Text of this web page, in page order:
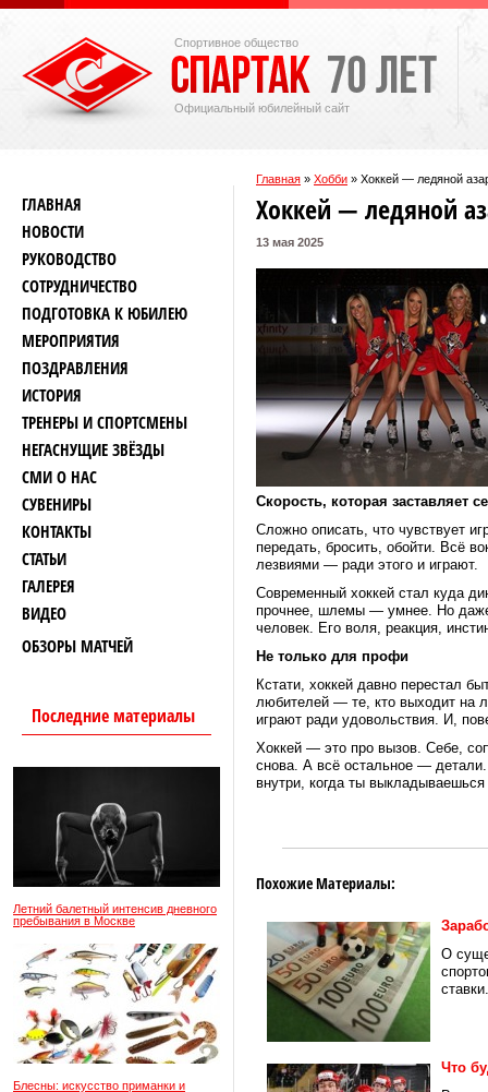
Спортивное общество
Официальный юбилейный сайт
Главная » Хобби » Хоккей — ледяной
ГЛАВНАЯ
НОВОСТИ
РУКОВОДСТВО
СОТРУДНИЧЕСТВО
ПОДГОТОВКА К ЮБИЛЕЮ
МЕРОПРИЯТИЯ
ПОЗДРАВЛЕНИЯ
ИСТОРИЯ
ТРЕНЕРЫ И СПОРТСМЕНЫ
НЕГАСНУЩИЕ ЗВЁЗДЫ
СМИ О НАС
СУВЕНИРЫ
КОНТАКТЫ
СТАТЬИ
ГАЛЕРЕЯ
ВИДЕО
ОБЗОРЫ МАТЧЕЙ
Последние материалы
Летний балетный интенсив дневного
пребывания в Москве
Блесны: искусство приманки и
Хоккей — ледяной
13 мая 2025
Скорость, которая заставляет
Сложно описать, что чувствует
передать, бросить, обойти. Всё
лезвиями — ради этого и играют.
Современный хоккей стал куда
прочнее, шлемы — умнее. Но
человек. Его воля, реакция,
Не только для профи
Кстати, хоккей давно перестал
любителей — те, кто выходит на
играют ради удовольствия. И,
Хоккей — это про вызов. Себе,
снова. А всё остальное —
внутри, когда ты
Похожие Материалы:
О
Что